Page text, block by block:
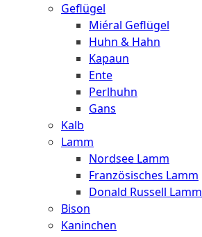
Geflügel
Miéral Geflügel
Huhn & Hahn
Kapaun
Ente
Perlhuhn
Gans
Kalb
Lamm
Nordsee Lamm
Französisches Lamm
Donald Russell Lamm
Bison
Kaninchen